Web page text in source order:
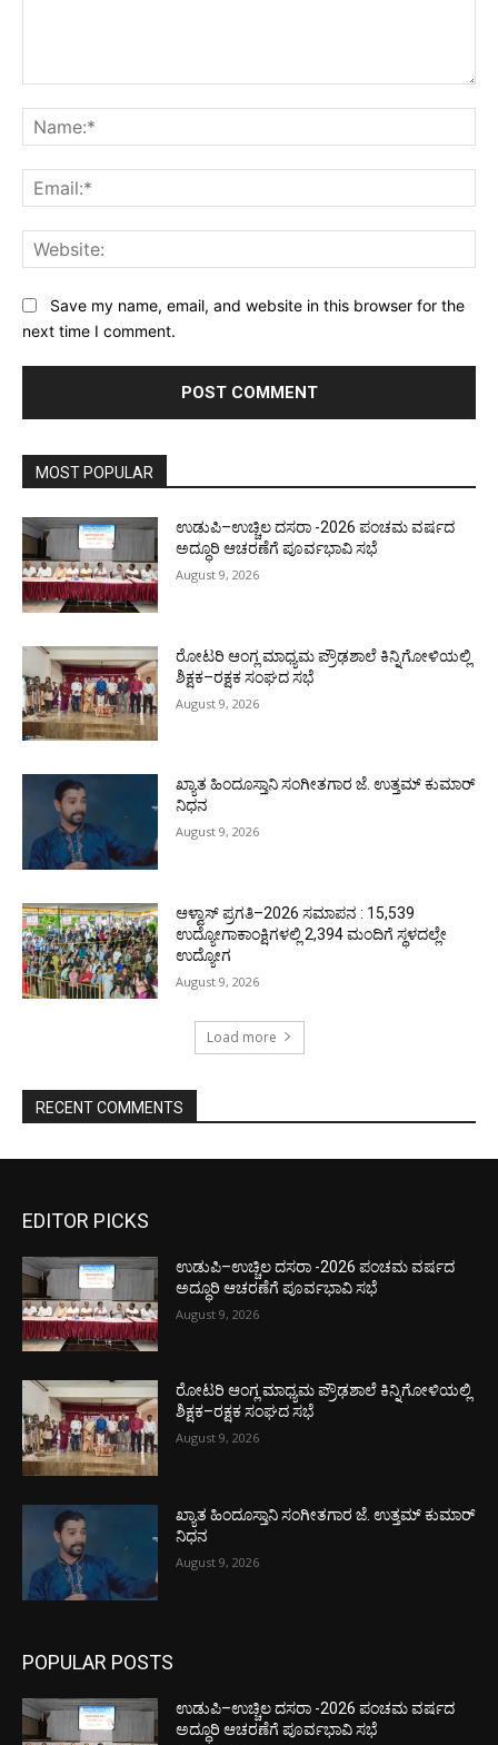
Save my name, email, and website in this browser for the
next time I comment.
MOST POPULAR
ಉಡುಪಿ–ಉಚ್ಚಿಲ ದಸರಾ -2026 ಪಂಚಮ ವರ್ಷದ
ಅದ್ಧೂರಿ ಆಚರಣೆಗೆ ಪೂರ್ವಭಾವಿ ಸಭೆ
August 9, 2026
ರೋಟರಿ ಆಂಗ್ಲ ಮಾಧ್ಯಮ ಪ್ರೌಢಶಾಲೆ ಕಿನ್ನಿಗೋಳಿಯಲ್ಲಿ
ಶಿಕ್ಷಕ–ರಕ್ಷಕ ಸಂಘದ ಸಭೆ
August 9, 2026
ಖ್ಯಾತ ಹಿಂದೂಸ್ತಾನಿ ಸಂಗೀತಗಾರ ಜೆ. ಉತ್ತಮ್ ಕುಮಾರ್
ನಿಧನ
August 9, 2026
ಆಳ್ವಾಸ್ ಪ್ರಗತಿ–2026 ಸಮಾಪನ : 15,539
ಉದ್ಯೋಗಾಕಾಂಕ್ಷಿಗಳಲ್ಲಿ 2,394 ಮಂದಿಗೆ ಸ್ಥಳದಲ್ಲೇ
ಉದ್ಯೋಗ
August 9, 2026
Load more
RECENT COMMENTS
EDITOR PICKS
ಉಡುಪಿ–ಉಚ್ಚಿಲ ದಸರಾ -2026 ಪಂಚಮ ವರ್ಷದ
ಅದ್ಧೂರಿ ಆಚರಣೆಗೆ ಪೂರ್ವಭಾವಿ ಸಭೆ
August 9, 2026
ರೋಟರಿ ಆಂಗ್ಲ ಮಾಧ್ಯಮ ಪ್ರೌಢಶಾಲೆ ಕಿನ್ನಿಗೋಳಿಯಲ್ಲಿ
ಶಿಕ್ಷಕ–ರಕ್ಷಕ ಸಂಘದ ಸಭೆ
August 9, 2026
ಖ್ಯಾತ ಹಿಂದೂಸ್ತಾನಿ ಸಂಗೀತಗಾರ ಜೆ. ಉತ್ತಮ್ ಕುಮಾರ್
ನಿಧನ
August 9, 2026
POPULAR POSTS
ಉಡುಪಿ–ಉಚ್ಚಿಲ ದಸರಾ -2026 ಪಂಚಮ ವರ್ಷದ
ಅದ್ಧೂರಿ ಆಚರಣೆಗೆ ಪೂರ್ವಭಾವಿ ಸಭೆ